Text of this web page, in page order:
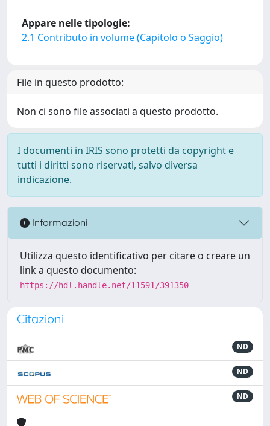
Appare nelle tipologie:
2.1 Contributo in volume (Capitolo o Saggio)
File in questo prodotto:
Non ci sono file associati a questo prodotto.
I documenti in IRIS sono protetti da copyright e
tutti i diritti sono riservati, salvo diversa
indicazione.
Informazioni
Utilizza questo identificativo per citare o creare un
link a questo documento:
https://hdl.handle.net/11591/391350
Citazioni
ND
ND
ND